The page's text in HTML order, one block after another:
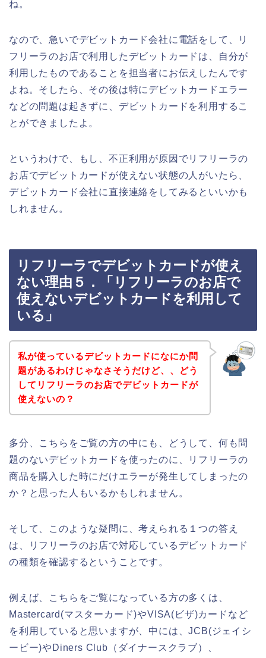
ね。
なので、急いでデビットカード会社に電話をして、リ
フリーラのお店で利用したデビットカードは、自分が
利用したものであることを担当者にお伝えしたんです
よね。そしたら、その後は特にデビットカードエラー
などの問題は起きずに、デビットカードを利用するこ
とができましたよ。
というわけで、もし、不正利用が原因でリフリーラの
お店でデビットカードが使えない状態の人がいたら、
デビットカード会社に直接連絡をしてみるといいかも
しれません。
リフリーラでデビットカードが使え
ない理由５．「リフリーラのお店で
使えないデビットカードを利用して
いる」
私が使っているデビットカードになにか問
題があるわけじゃなさそうだけど、、どう
してリフリーラのお店でデビットカードが
使えないの？
多分、こちらをご覧の方の中にも、どうして、何も問
題のないデビットカードを使ったのに、リフリーラの
商品を購入した時にだけエラーが発生してしまったの
か？と思った人もいるかもしれません。
そして、このような疑問に、考えられる１つの答え
は、リフリーラのお店で対応しているデビットカード
の種類を確認するということです。
例えば、こちらをご覧になっている方の多くは、
Mastercard(マスターカード)やVISA(ビザ)カードなど
を利用していると思いますが、中には、JCB(ジェイシ
ービー)やDiners Club（ダイナースクラブ）、